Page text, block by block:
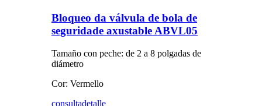
Bloqueo da válvula de bola de
seguridade axustable ABVL05
Tamaño con peche: de 2 a 8 polgadas de
diámetro
Cor: Vermello
consultadetalle